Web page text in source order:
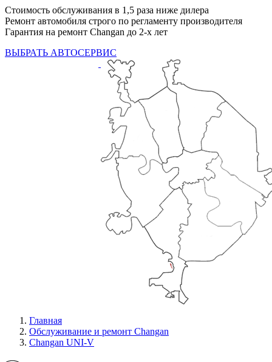
Стоимость обслуживания в 1,5 раза ниже дилера
Ремонт автомобиля строго по регламенту производителя
Гарантия на ремонт Changan до 2-х лет
ВЫБРАТЬ АВТОСЕРВИС
Главная
Обслуживание и ремонт Changan
Changan UNI-V